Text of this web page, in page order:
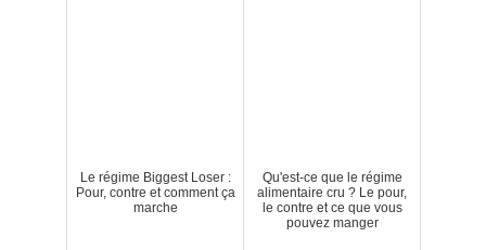
Le régime Biggest Loser :
Pour, contre et comment ça
marche
Qu'est-ce que le régime
alimentaire cru ? Le pour,
le contre et ce que vous
pouvez manger